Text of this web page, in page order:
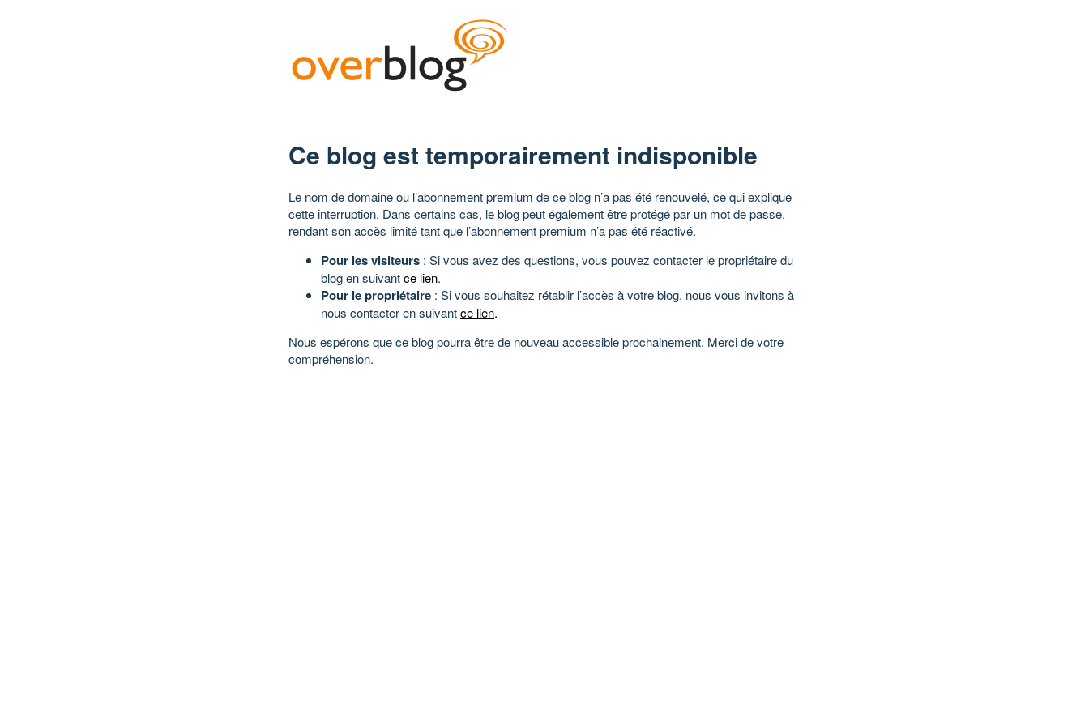
Ce blog est temporairement indisponible
Le nom de domaine ou l’abonnement premium de ce blog n’a pas été renouvelé, ce qui explique
cette interruption. Dans certains cas, le blog peut également être protégé par un mot de passe,
rendant son accès limité tant que l’abonnement premium n’a pas été réactivé.
Pour les visiteurs : Si vous avez des questions, vous pouvez contacter le propriétaire du
blog en suivantce lien.
Pour le propriétaire : Si vous souhaitez rétablir l’accès à votre blog, nous vous invitons à
nous contacter en suivantce lien.
Nous espérons que ce blog pourra être de nouveau accessible prochainement. Merci de votre
compréhension.